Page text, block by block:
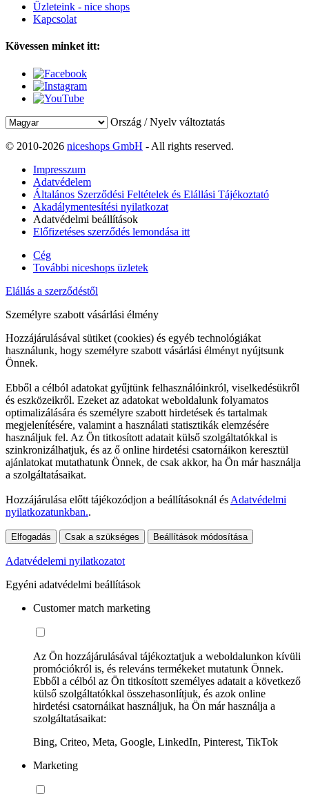
Üzleteink - nice shops
Kapcsolat
Kövessen minket itt:
Ország / Nyelv változtatás
© 2010-2026 niceshops GmbH - All rights reserved.
Impresszum
Adatvédelem
Általános Szerződési Feltételek és Elállási Tájékoztató
Akadálymentesítési nyilatkozat
Adatvédelmi beállítások
Előfizetéses szerződés lemondása itt
Cég
További niceshops üzletek
Elállás a szerződéstől
Személyre szabott vásárlási élmény
Hozzájárulásával sütiket (cookies) és egyéb technológiákat
használunk, hogy személyre szabott vásárlási élményt nyújtsunk
Önnek.
Ebből a célból adatokat gyűjtünk felhasználóinkról, viselkedésükről
és eszközeikről. Ezeket az adatokat weboldalunk folyamatos
optimalizálására és személyre szabott hirdetések és tartalmak
megjelenítésére, valamint a használati statisztikák elemzésére
használjuk fel. Az Ön titkosított adatait külső szolgáltatókkal is
szinkronizálhatjuk, és az ő online hirdetési csatornáikon keresztül
ajánlatokat mutathatunk Önnek, de csak akkor, ha Ön már használja
a szolgáltatásaikat.
Hozzájárulása előtt tájékozódjon a beállításoknál és Adatvédelmi
nyilatkozatunkban..
Elfogadás Csak a szükséges Beállítások módosítása
Adatvédelemi nyilatkozatot
Egyéni adatvédelmi beállítások
Customer match marketing
Az Ön hozzájárulásával tájékoztatjuk a weboldalunkon kívüli
promóciókról is, és releváns termékeket mutatunk Önnek.
Ebből a célból az Ön titkosított személyes adatait a következő
külső szolgáltatókkal összehasonlítjuk, és azok online
hirdetési csatornáikat használjuk, ha Ön már használja a
szolgáltatásaikat:
Bing, Criteo, Meta, Google, LinkedIn, Pinterest, TikTok
Marketing